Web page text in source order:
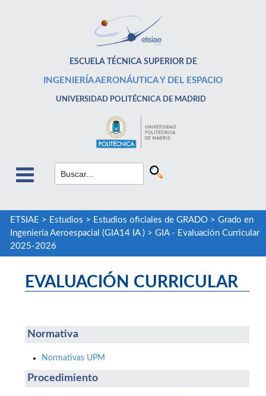
ESCUELA TÉCNICA SUPERIOR DE
INGENIERÍA AERONÁUTICA Y DEL ESPACIO
UNIVERSIDAD POLITÉCNICA DE MADRID
ETSIAE > Estudios > Estudios oficiales de GRADO> Grado en
Ingeniería Aeroespacial (GIA14 IA )> GIA - Evaluación Curricular
2025-2026
EVALUACIÓN CURRICULAR
Normativa
Normativas UPM
Procedimiento